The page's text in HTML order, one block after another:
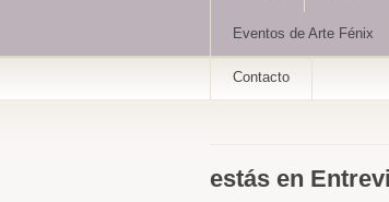
Eventos de Arte Fénix
Contacto
estás en